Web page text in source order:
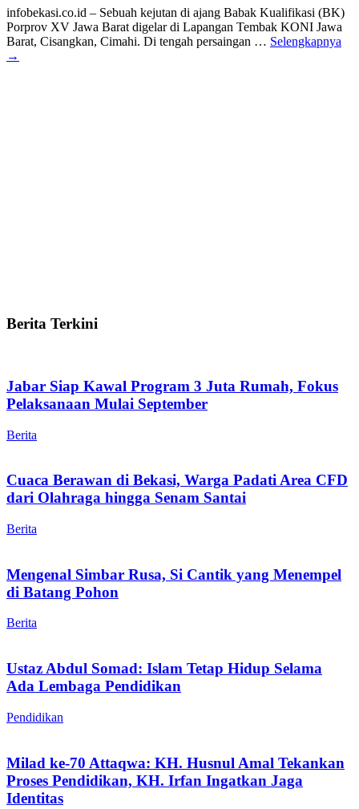
infobekasi.co.id – Sebuah kejutan di ajang Babak Kualifikasi (BK)
Porprov XV Jawa Barat digelar di Lapangan Tembak KONI Jawa
Barat, Cisangkan, Cimahi. Di tengah persaingan … Selengkapnya
→
Berita Terkini
Jabar Siap Kawal Program 3 Juta Rumah, Fokus
Pelaksanaan Mulai September
Berita
Cuaca Berawan di Bekasi, Warga Padati Area CFD
dari Olahraga hingga Senam Santai
Berita
Mengenal Simbar Rusa, Si Cantik yang Menempel
di Batang Pohon
Berita
Ustaz Abdul Somad: Islam Tetap Hidup Selama
Ada Lembaga Pendidikan
Pendidikan
Milad ke-70 Attaqwa: KH. Husnul Amal Tekankan
Proses Pendidikan, KH. Irfan Ingatkan Jaga
Identitas